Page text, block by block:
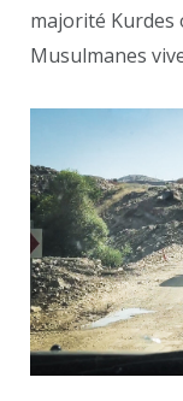
majorité Kurdes
Musulmanes